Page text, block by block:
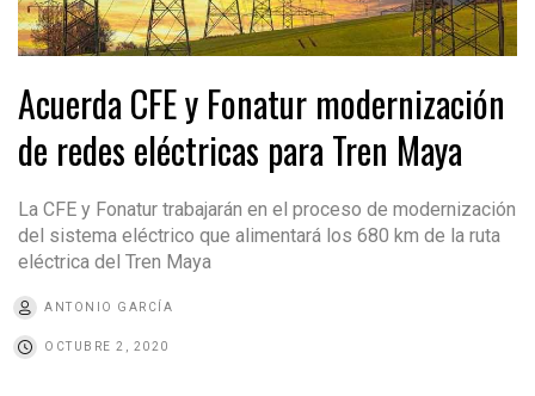
Acuerda CFE y Fonatur modernización
de redes eléctricas para Tren Maya
La CFE y Fonatur trabajarán en el proceso de modernización
del sistema eléctrico que alimentará los 680 km de la ruta
eléctrica del Tren Maya
ANTONIO GARCÍA
OCTUBRE 2, 2020